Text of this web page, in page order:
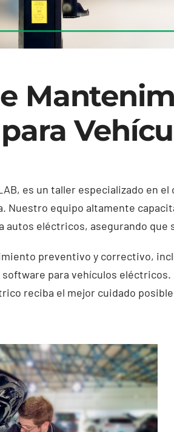
es un taller especializado en
Nuestro equipo altamente
autos eléctricos, asegurando
preventivo y correctivo,
para vehículos
reciba el mejor cuidado